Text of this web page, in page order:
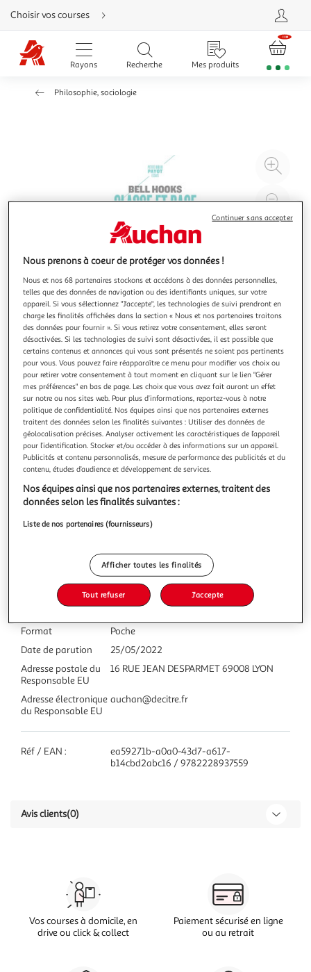
Aller
directement
au
contenu
Aller
directement
Aller
Choisir vos courses
Rayons Recherche Mes produits
Philosophie, sociologie
à
CLASSE ET RACE, Hooks Bell
? Les voix noires radicales, en particulier celles qui jouissent
de certains privilèges, doivent avoir le courage de parler de
la alte. ? Que signifie vraiment, quand on est racisé·e, de
changer de alte sociale et de faire partie d'une élite ?
Comment éviter le mépris de alte et ne pas se laisser
En savoir +
Vous voulez connaître le prix de ce produit ?
Afficher le prix
Format
Poche
Date de parution
25/05/2022
Adresse postale du
Responsable EU
16 RUE JEAN DESPARMET 69008 LYON
Adresse électronique
du Responsable EU
auchan@decitre.fr
Réf / EAN :
ea59271b-a0a0-43d7-a617-
b14cbd2abc16 / 9782228937559
Avis clients(0)
Vos courses à domicile, en
drive ou click & collect
Paiement sécurisé en ligne
ou au retrait
Nous prenons à coeur de protéger vos données !
Nous et nos 68 partenaires stockons et accédons à des données personnelles,
telles que des données de navigation ou des identifiants uniques, sur votre
appareil. Si vous sélectionnez "J'accepte", les technologies de suivi prendront en
charge les finalités affichées dans la section « Nous et nos partenaires traitons
des données pour fournir ». Si vous retirez votre consentement, elles seront
désactivées. Si les technologies de suivi sont désactivées, il est possible que
certains contenus et annonces qui vous sont présentés ne soient pas pertinents
pour vous. Vous pouvez faire réapparaître ce menu pour modifier vos choix ou
pour retirer votre consentement à tout moment en cliquant sur le lien "Gérer
mes préférences" en bas de page. Les choix que vous avez fait auront un effet
sur notre ou nos sites web. Pour plus d’informations, reportez-vous à notre
politique de confidentialité. Nos équipes ainsi que nos partenaires externes
traitent des données selon les finalités suivantes : Utiliser des données de
géolocalisation précises. Analyser activement les caractéristiques de l’appareil
pour l’identification. Stocker et/ou accéder à des informations sur un appareil.
Publicités et contenu personnalisés, mesure de performance des publicités et du
contenu, études d’audience et développement de services.
Nos équipes ainsi que nos partenaires externes, traitent des
données selon les finalités suivantes :
Liste de nos partenaires (fournisseurs)
Afficher toutes les finalités
Tout refuser J'accepte
Continuer sans accepter